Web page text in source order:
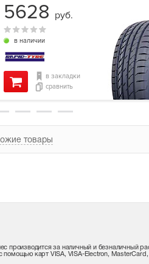
в наличии
в закладки
сравнить
5628 руб.
товары
производится за наличный и безналичный
помощью карт VISA, VISA-Electron,